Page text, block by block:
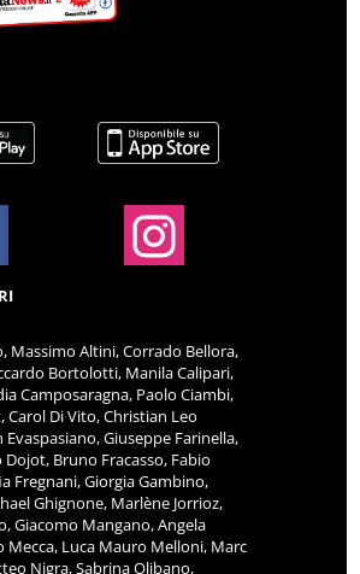
Massimo Altini, Corrado Bellora,
Bortolotti, Manila Calipari,
Camposaragna, Paolo Ciambi,
Carol Di Vito, Christian Leo
Giuseppe Farinella,
Bruno Fracasso, Fabio
Fregnani, Giorgia Gambino,
Ghignone, Marlène Jorrioz,
Giacomo Mangano, Angela
Mecca, Luca Mauro Melloni, Marc
Nigra, Sabrina Olibano,